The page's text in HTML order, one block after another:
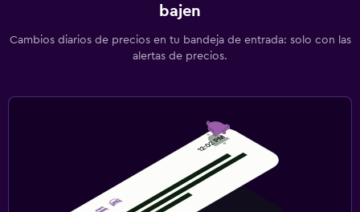
bajen
Cambios diarios de precios en tu bandeja de entrada: solo con las
alertas de precios.